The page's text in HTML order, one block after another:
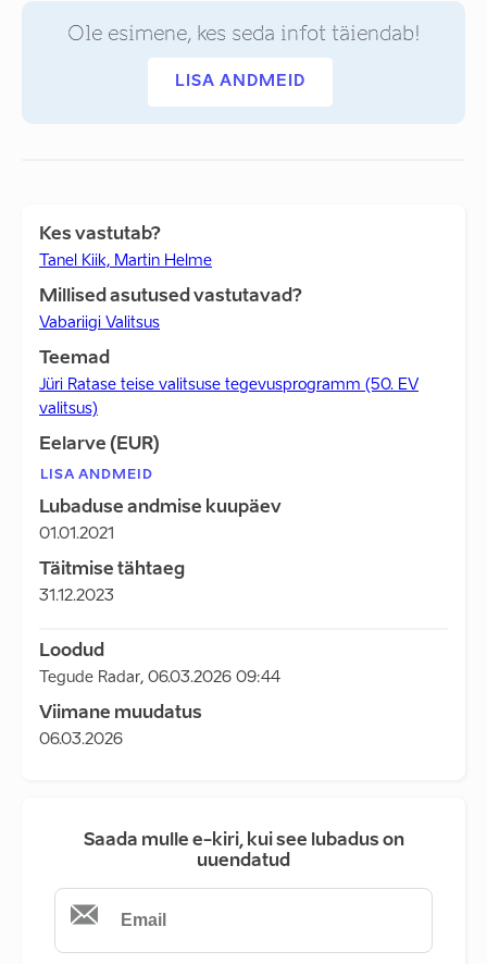
Ole esimene, kes seda infot täiendab!
LISA ANDMEID
Kes vastutab?
Tanel Kiik, Martin Helme
Millised asutused vastutavad?
Vabariigi Valitsus
Teemad
Jüri Ratase teise valitsuse tegevusprogramm (50. EV
valitsus)
Eelarve (EUR)
LISA ANDMEID
Lubaduse andmise kuupäev
01.01.2021
Täitmise tähtaeg
31.12.2023
Loodud
Tegude Radar, 06.03.2026 09:44
Viimane muudatus
06.03.2026
Saada mulle e-kiri, kui see lubadus on
uuendatud